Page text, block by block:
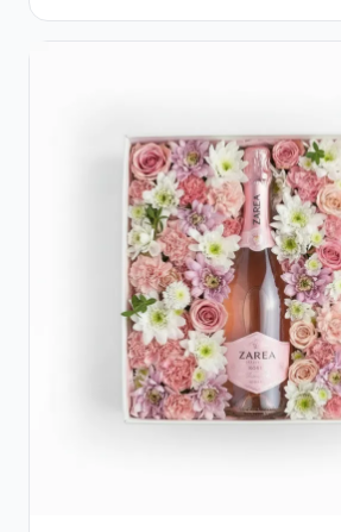
Roșii și Șampanie rose